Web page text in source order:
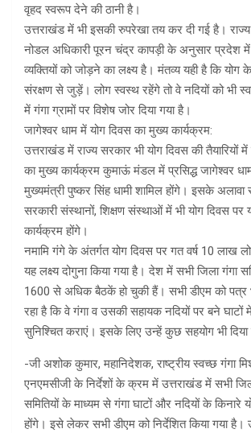
वृहद स्वरूप देने की ठानी है।
उत्तराखंड में भी इसकी रुपरेखा तय कर दी गई है।
नोडल अधिकारी पूरन चंद्र कापड़ी के अनुसार
व्यक्तियों को जोड़ने का लक्ष्य है। मंतव्य यही है कि योग
संरक्षण से जुड़ें। लोग स्वस्थ रहेंगे तो वे नदियों को भी
में गंगा ग्रामों पर विशेष जोर दिया गया है।
जागेश्वर धाम में योग दिवस का मुख्य कार्यक्रम:
उत्तराखंड में राज्य सरकार भी योग दिवस की तैयारियों
का मुख्य कार्यक्रम कुमाऊं मंडल में प्रसिद्ध जागेश्वर
मुख्यमंत्री पुष्कर सिंह धामी शामिल होंगे। इसके अलावा
सरकारी संस्थानों, शिक्षण संस्थाओं में भी योग दिवस पर
कार्यक्रम होंगे।
नमामि गंगे के अंतर्गत योग दिवस पर गत वर्ष 10 लाख
यह लक्ष्य दोगुना किया गया है। देश में सभी जिला गंगा
1600 से अधिक बैठकें हो चुकी हैं। सभी डीएम को पत्र
रहा है कि वे गंगा व उसकी सहायक नदियों पर बने घाटों
सुनिश्चित कराएं। इसके लिए उन्हें कुछ सहयोग भी दिया
-जी अशोक कुमार, महानिदेशक, राष्ट्रीय स्वच्छ गंगा
एनएमसीजी के निर्देशों के क्रम में उत्तराखंड में सभी
समितियों के माध्यम से गंगा घाटों और नदियों के किनारे
होंगे। इसे लेकर सभी डीएम को निर्देशित किया गया